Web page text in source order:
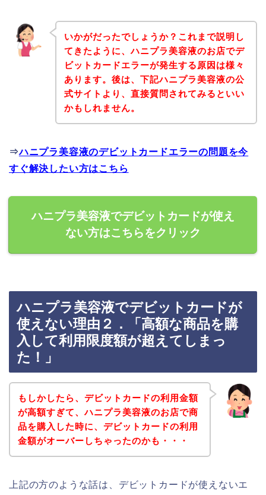
いかがだったでしょうか？これまで説明し
てきたように、ハニプラ美容液のお店でデ
ビットカードエラーが発生する原因は様々
あります。後は、下記ハニプラ美容液の公
式サイトより、直接質問されてみるといい
かもしれません。
⇒ハニプラ美容液のデビットカードエラーの問題を今
すぐ解決したい方はこちら
ハニプラ美容液でデビットカードが使え
ない方はこちらをクリック
ハニプラ美容液でデビットカードが
使えない理由２．「高額な商品を購
入して利用限度額が超えてしまっ
た！」
もしかしたら、デビットカードの利用金額
が高額すぎて、ハニプラ美容液のお店で商
品を購入した時に、デビットカードの利用
金額がオーバーしちゃったのかも・・・
上記の方のような話は、デビットカードが使えないエ